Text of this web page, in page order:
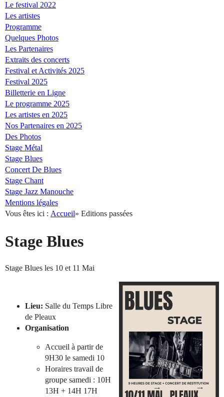
Le festival 2022
Les artistes
Programme
Quelques Photos
Les Partenaires
Extraits des concerts
Festival et Activités 2025
Festival 2025
Billetterie en Ligne
Le programme 2025
Les artistes en 2025
Nos Partenaires en 2025
Des Photos
Stage Métal
Stage Blues
Concert De Blues
Stage Chant
Stage Jazz Manouche
Mentions légales
Vous êtes ici : Accueil» Editions passées
Stage Blues
Stage Blues les 10 et 11 Mai
Lieu: Salle du Temps Libre
de Pleaux
Organisation
Accueil à partir de
9H30 le samedi 10
Horaires travail de
groupe samedi : 10H
13H + 14H 17H